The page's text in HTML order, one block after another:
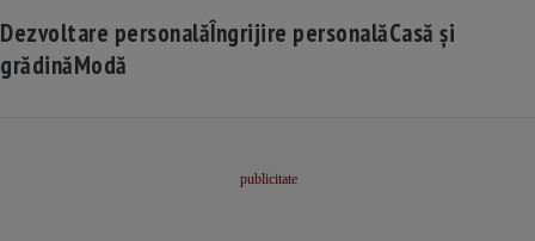
Dezvoltare personalăÎngrijire personalăCasă și
grădinăModă